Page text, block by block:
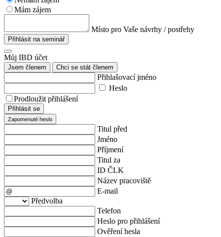
Mám zájem
Místo pro Vaše návrhy / postřehy
Přihlásit na seminář
Můj IBD účet
Jsem členem Chci se stát členem
Přihlašovací jméno
Heslo
Prodloužit přihlášení
Přihlásit se
Zapomenuté heslo
Titul před
Jméno
Příjmení
Titul za
ID ČLK
Název pracoviště
E-mail
Předvolba
Telefon
Heslo pro přihlášení
Ověření hesla